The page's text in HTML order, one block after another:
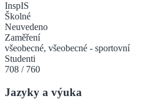
InspIS
Školné
Neuvedeno
Zaměření
všeobecné, všeobecné - sportovní
Studenti
708 / 760
Jazyky a výuka